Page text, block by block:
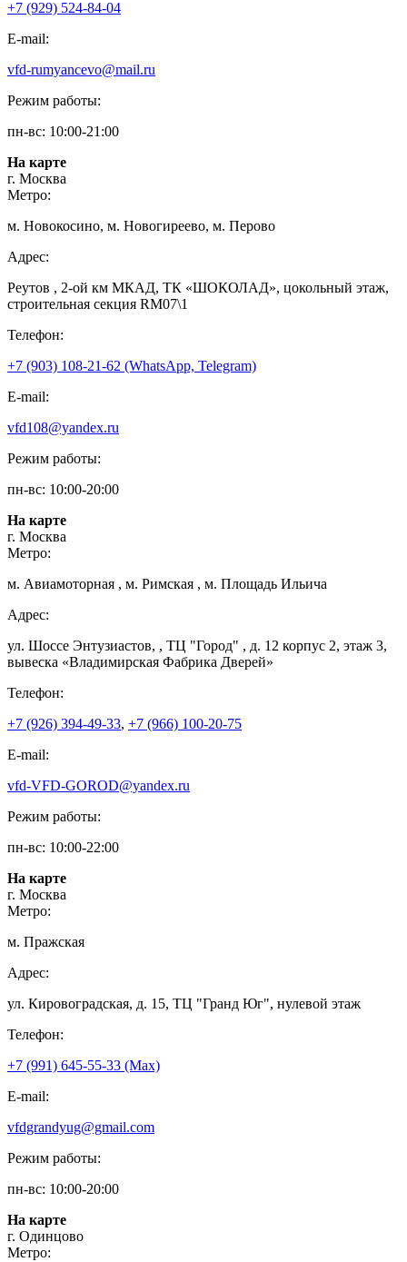
+7 (929) 524-84-04
E-mail:
vfd-rumyancevo@mail.ru
Режим работы:
пн-вс: 10:00-21:00
На карте
г. Москва
Метро:
м. Новокосино, м. Новогиреево, м. Перово
Адрес:
Реутов , 2-ой км МКАД, ТК «ШОКОЛАД», цокольный этаж,
строительная секция RM07\1
Телефон:
+7 (903) 108-21-62 (WhatsApp, Telegram)
E-mail:
vfd108@yandex.ru
Режим работы:
пн-вс: 10:00-20:00
На карте
г. Москва
Метро:
м. Авиамоторная , м. Римская , м. Площадь Ильича
Адрес:
ул. Шоссе Энтузиастов, , ТЦ "Город" , д. 12 корпус 2, этаж 3,
вывеска «Владимирская Фабрика Дверей»
Телефон:
+7 (926) 394-49-33, +7 (966) 100-20-75
E-mail:
vfd-VFD-GOROD@yandex.ru
Режим работы:
пн-вс: 10:00-22:00
На карте
г. Москва
Метро:
м. Пражская
Адрес:
ул. Кировоградская, д. 15, ТЦ "Гранд Юг", нулевой этаж
Телефон:
+7 (991) 645-55-33 (Мах)
E-mail:
vfdgrandyug@gmail.com
Режим работы:
пн-вс: 10:00-20:00
На карте
г. Одинцово
Метро: